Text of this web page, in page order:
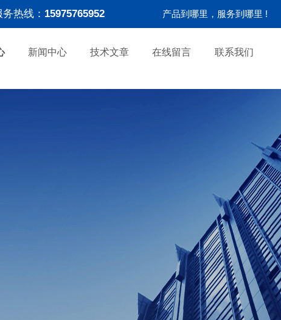
务热线： 15975765952 产品到哪里，服务到哪里 !
新闻中心 技术文章 在线留言 联系我们